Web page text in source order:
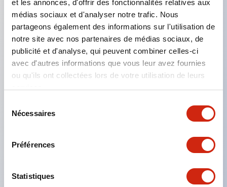
et les annonces, d'offrir des fonctionnalités relatives aux
médias sociaux et d'analyser notre trafic. Nous
partageons également des informations sur l'utilisation de
notre site avec nos partenaires de médias sociaux, de
publicité et d'analyse, qui peuvent combiner celles-ci
avec d'autres informations que vous leur avez fournies
ou qu'ils ont collectées lors de votre utilisation de leurs
Nécessaires
Préférences
Statistiques
Applicable dans les atmosphères potentiellement
explosives
Classé Classe I, Zone 1
Homologations mondiales (UL, ATEX, CE)
Interrupteurs sélecteurs disponibles avec levier ou
Bornes à vis sécurisées contre les contacts